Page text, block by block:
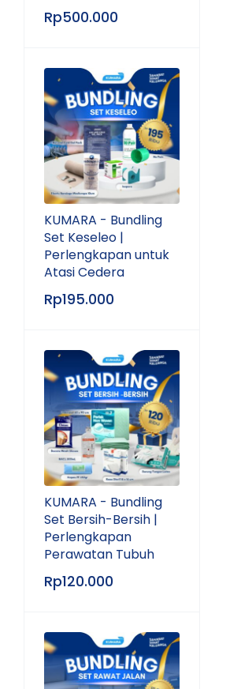
Rp500.000
KUMARA - Bundling
Set Keseleo |
Perlengkapan untuk
Atasi Cedera
Rp195.000
KUMARA - Bundling
Set Bersih-Bersih |
Perlengkapan
Perawatan Tubuh
Rp120.000